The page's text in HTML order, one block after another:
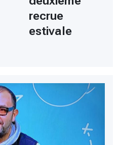
recrue
estivale